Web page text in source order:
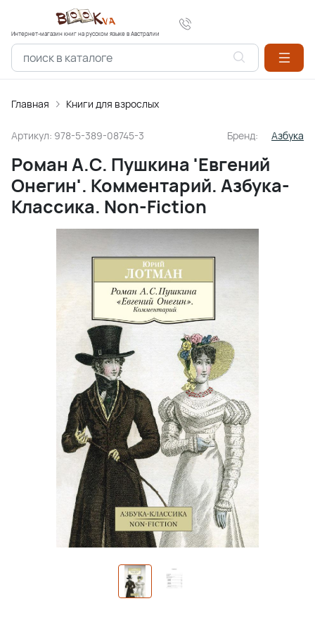
Интернет-магазин книг на русском языке в Австралии
Главная Книги для взрослых
Артикул: 978-5-389-08745-3 Бренд: Азбука
Роман А.С. Пушкина 'Евгений
Онегин'. Комментарий. Азбука-
Классика. Non-Fiction